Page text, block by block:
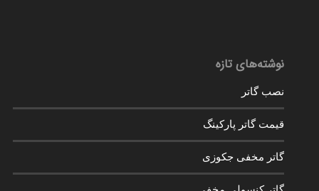
نوشته‌های تازه
نصب گاتر
قیمت گاتر پارکینگ
گاتر مخفی جکوزی